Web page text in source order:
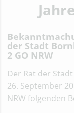
Haushalt
Haushalt
Cugaly
Haushalt
der Stadt
2 GO NRW
Der Rat der
26. September
NRW folgenden